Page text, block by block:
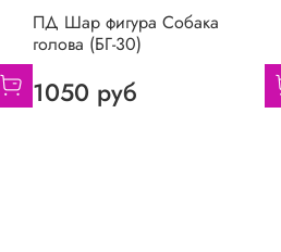
ПД Шар фигура Собака
голова (БГ-30)
1050 руб